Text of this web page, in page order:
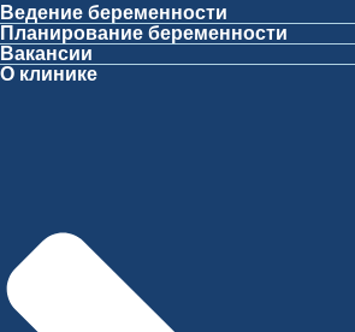
Ведение беременности
Планирование беременности
Вакансии
О клинике